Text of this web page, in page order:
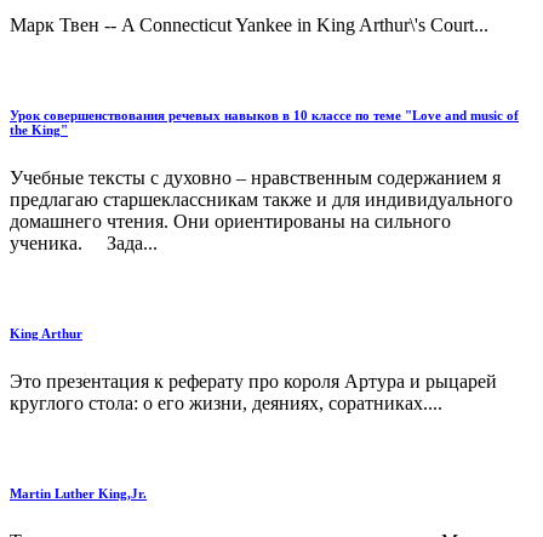
Марк Твен -- A Connecticut Yankee in King Arthur\'s Court...
Урок совершенствования речевых навыков в 10 классе по теме "Love and music of
the King"
Учебные тексты с духовно – нравственным содержанием я
предлагаю старшеклассникам также и для индивидуального
домашнего чтения. Они ориентированы на сильного
ученика. Зада...
King Arthur
Это презентация к реферату про короля Артура и рыцарей
круглого стола: о его жизни, деяниях, соратниках....
Martin Luther King,Jr.